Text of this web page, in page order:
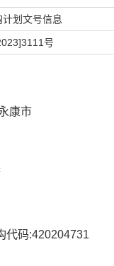
计划文号信息
号
康市
代码:420204731